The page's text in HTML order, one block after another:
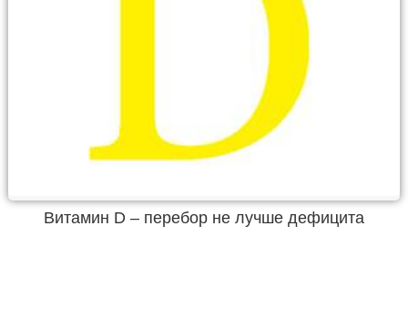
Витамин D – перебор не лучше дефицита